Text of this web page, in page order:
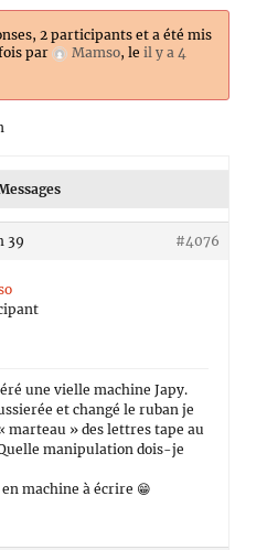
2 participants et a été mis
par
Mamso, le il y a 4
39 #4076
une vielle machine Japy.
et changé le ruban je
marteau » des lettres tape au
manipulation dois-je
machine à écrire 😁